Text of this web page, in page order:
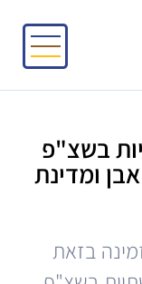
בשצ"פ
ומדינת
בזאת